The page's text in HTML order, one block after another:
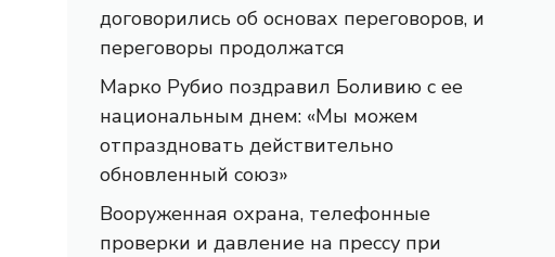
договорились об основах переговоров, и
переговоры продолжатся
Марко Рубио поздравил Боливию с ее
национальным днем: «Мы можем
отпраздновать действительно
обновленный союз»
Вооруженная охрана, телефонные
проверки и давление на прессу при